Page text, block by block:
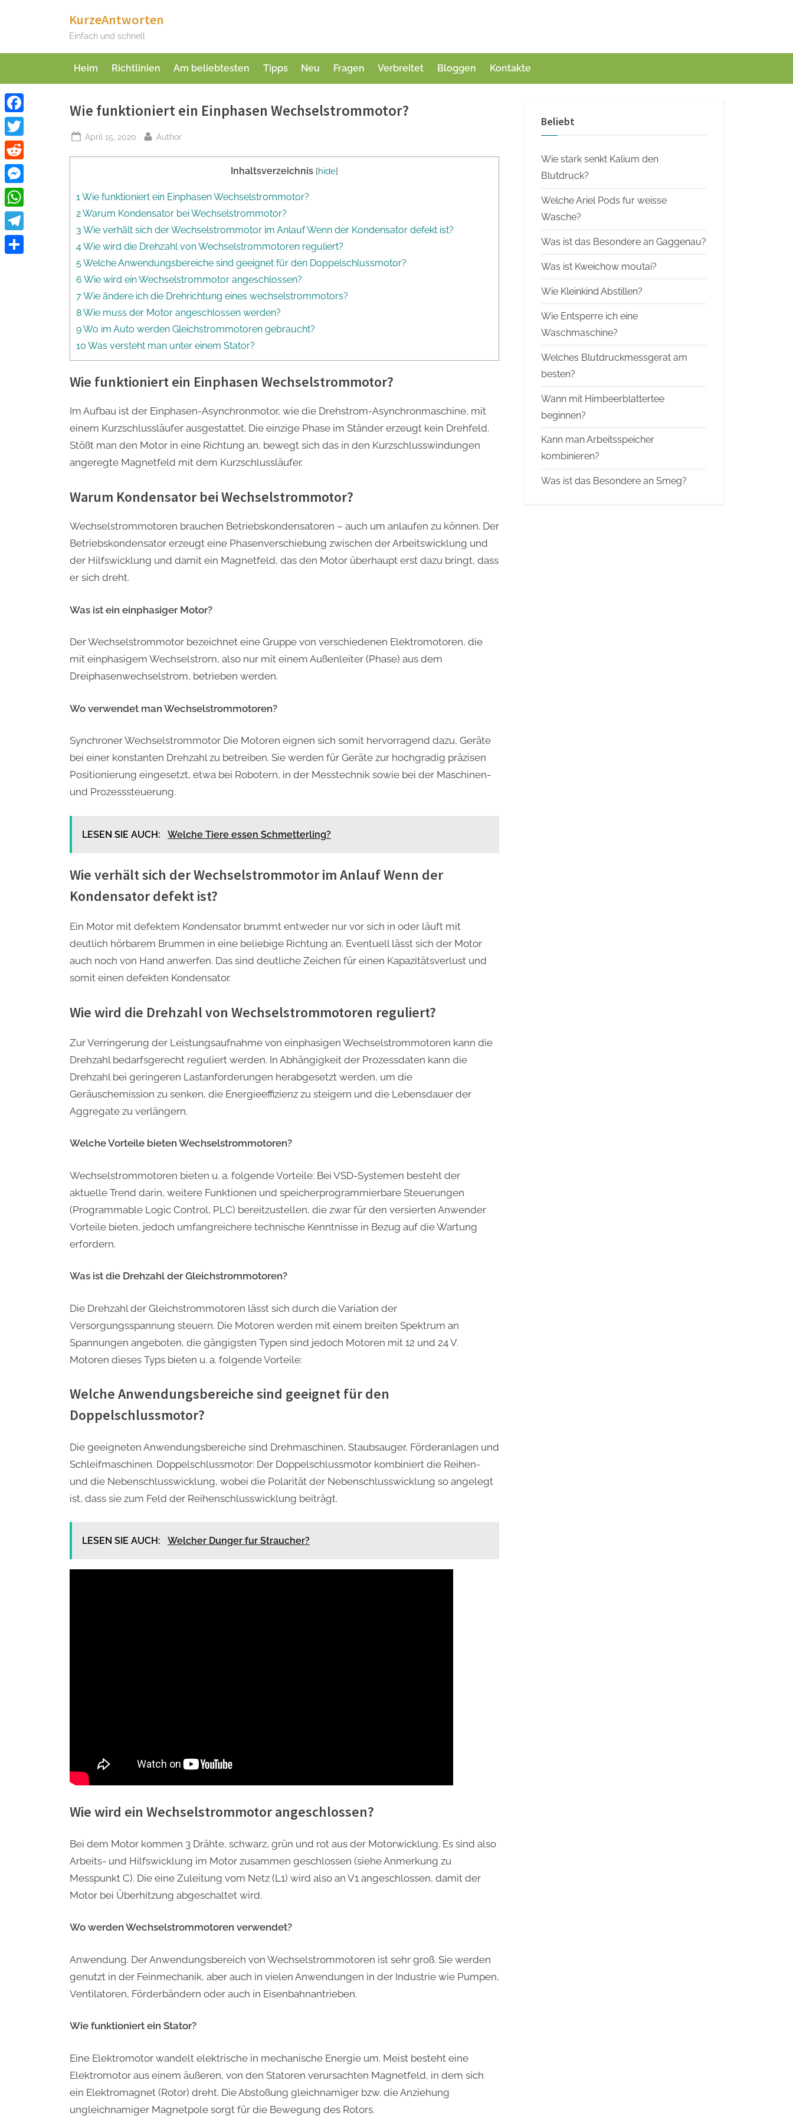
KurzeAntworten
Einfach und schnell
Heim Richtlinien Am beliebtesten Tipps Neu Fragen Verbreitet Bloggen Kontakte
Wie funktioniert ein Einphasen Wechselstrommotor?
Posted
April 15, 2020 By
Author
Inhaltsverzeichnis [hide]
1 Wie funktioniert ein Einphasen Wechselstrommotor?
2 Warum Kondensator bei Wechselstrommotor?
3 Wie verhält sich der Wechselstrommotor im Anlauf Wenn der Kondensator defekt ist?
4 Wie wird die Drehzahl von Wechselstrommotoren reguliert?
5 Welche Anwendungsbereiche sind geeignet für den Doppelschlussmotor?
6 Wie wird ein Wechselstrommotor angeschlossen?
7 Wie ändere ich die Drehrichtung eines wechselstrommotors?
8 Wie muss der Motor angeschlossen werden?
9 Wo im Auto werden Gleichstrommotoren gebraucht?
10 Was versteht man unter einem Stator?
Wie funktioniert ein Einphasen Wechselstrommotor?
Im Aufbau ist der Einphasen-Asynchronmotor, wie die Drehstrom-Asynchronmaschine, mit
einem Kurzschlussläufer ausgestattet. Die einzige Phase im Ständer erzeugt kein Drehfeld.
Stößt man den Motor in eine Richtung an, bewegt sich das in den Kurzschlusswindungen
angeregte Magnetfeld mit dem Kurzschlussläufer.
Warum Kondensator bei Wechselstrommotor?
Wechselstrommotoren brauchen Betriebskondensatoren – auch um anlaufen zu können. Der
Betriebskondensator erzeugt eine Phasenverschiebung zwischen der Arbeitswicklung und
der Hilfswicklung und damit ein Magnetfeld, das den Motor überhaupt erst dazu bringt, dass
er sich dreht.
Was ist ein einphasiger Motor?
Der Wechselstrommotor bezeichnet eine Gruppe von verschiedenen Elektromotoren, die
mit einphasigem Wechselstrom, also nur mit einem Außenleiter (Phase) aus dem
Dreiphasenwechselstrom, betrieben werden.
Wo verwendet man Wechselstrommotoren?
Synchroner Wechselstrommotor Die Motoren eignen sich somit hervorragend dazu, Geräte
bei einer konstanten Drehzahl zu betreiben. Sie werden für Geräte zur hochgradig präzisen
Positionierung eingesetzt, etwa bei Robotern, in der Messtechnik sowie bei der Maschinen-
und Prozesssteuerung.
LESEN SIE AUCH: Welche Tiere essen Schmetterling?
Wie verhält sich der Wechselstrommotor im Anlauf Wenn der
Kondensator defekt ist?
Ein Motor mit defektem Kondensator brummt entweder nur vor sich in oder läuft mit
deutlich hörbarem Brummen in eine beliebige Richtung an. Eventuell lässt sich der Motor
auch noch von Hand anwerfen. Das sind deutliche Zeichen für einen Kapazitätsverlust und
somit einen defekten Kondensator.
Wie wird die Drehzahl von Wechselstrommotoren reguliert?
Zur Verringerung der Leistungsaufnahme von einphasigen Wechselstrommotoren kann die
Drehzahl bedarfsgerecht reguliert werden. In Abhängigkeit der Prozessdaten kann die
Drehzahl bei geringeren Lastanforderungen herabgesetzt werden, um die
Geräuschemission zu senken, die Energieeffizienz zu steigern und die Lebensdauer der
Aggregate zu verlängern.
Welche Vorteile bieten Wechselstrommotoren?
Wechselstrommotoren bieten u. a. folgende Vorteile: Bei VSD-Systemen besteht der
aktuelle Trend darin, weitere Funktionen und speicherprogrammierbare Steuerungen
(Programmable Logic Control, PLC) bereitzustellen, die zwar für den versierten Anwender
Vorteile bieten, jedoch umfangreichere technische Kenntnisse in Bezug auf die Wartung
erfordern.
Was ist die Drehzahl der Gleichstrommotoren?
Die Drehzahl der Gleichstrommotoren lässt sich durch die Variation der
Versorgungsspannung steuern. Die Motoren werden mit einem breiten Spektrum an
Spannungen angeboten, die gängigsten Typen sind jedoch Motoren mit 12 und 24 V.
Motoren dieses Typs bieten u. a. folgende Vorteile:
Welche Anwendungsbereiche sind geeignet für den
Doppelschlussmotor?
Die geeigneten Anwendungsbereiche sind Drehmaschinen, Staubsauger, Förderanlagen und
Schleifmaschinen. Doppelschlussmotor: Der Doppelschlussmotor kombiniert die Reihen-
und die Nebenschlusswicklung, wobei die Polarität der Nebenschlusswicklung so angelegt
ist, dass sie zum Feld der Reihenschlusswicklung beiträgt.
LESEN SIE AUCH: Welcher Dunger fur Straucher?
Wie wird ein Wechselstrommotor angeschlossen?
Bei dem Motor kommen 3 Drähte, schwarz, grün und rot aus der Motorwicklung. Es sind also
Arbeits- und Hilfswicklung im Motor zusammen geschlossen (siehe Anmerkung zu
Messpunkt C). Die eine Zuleitung vom Netz (L1) wird also an V1 angeschlossen, damit der
Motor bei Überhitzung abgeschaltet wird.
Wo werden Wechselstrommotoren verwendet?
Anwendung. Der Anwendungsbereich von Wechselstrommotoren ist sehr groß. Sie werden
genutzt in der Feinmechanik, aber auch in vielen Anwendungen in der Industrie wie Pumpen,
Ventilatoren, Förderbändern oder auch in Eisenbahnantrieben.
Wie funktioniert ein Stator?
Eine Elektromotor wandelt elektrische in mechanische Energie um. Meist besteht eine
Elektromotor aus einem äußeren, von den Statoren verursachten Magnetfeld, in dem sich
ein Elektromagnet (Rotor) dreht. Die Abstoßung gleichnamiger bzw. die Anziehung
ungleichnamiger Magnetpole sorgt für die Bewegung des Rotors.
Beliebt
Wie stark senkt Kalium den
Blutdruck?
Welche Ariel Pods fur weisse
Wasche?
Was ist das Besondere an Gaggenau?
Was ist Kweichow moutai?
Wie Kleinkind Abstillen?
Wie Entsperre ich eine
Waschmaschine?
Welches Blutdruckmessgerat am
besten?
Wann mit Himbeerblattertee
beginnen?
Kann man Arbeitsspeicher
kombinieren?
Was ist das Besondere an Smeg?
Facebook
Twitter
Reddit
Messenger
WhatsApp
Telegram